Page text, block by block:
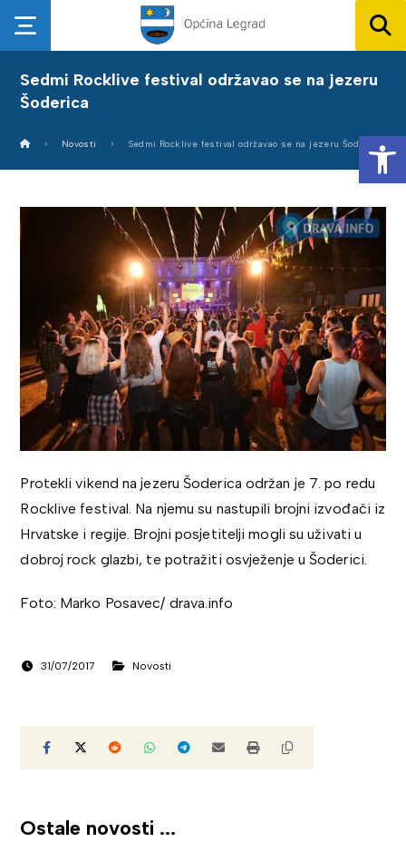
Sedmi Rocklive festival održavao se na jezeru
Šoderica
Novosti Sedmi Rocklive festival održavao se na jezeru Šoderica
Protekli vikend na jezeru Šoderica održan je 7. po redu
Rocklive festival. Na njemu su nastupili brojni izvođači iz
Hrvatske i regije. Brojni posjetitelji mogli su uživati u
dobroj rock glazbi, te potražiti osvježenje u Šoderici.
Foto: Marko Posavec/ drava.info
31/07/2017 Novosti
Ostale novosti ...